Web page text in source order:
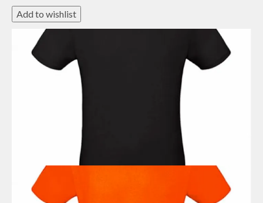
ALGODON
cantidad
Add to wishlist